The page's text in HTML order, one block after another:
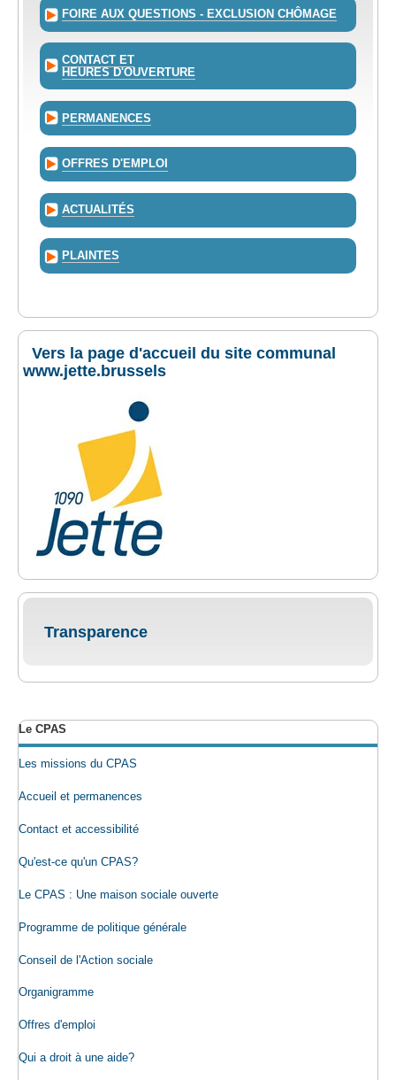
votre
enfant
FOIRE AUX QUESTIONS - EXCLUSION CHÔMAGE
CONTACT ET
HEURES D'OUVERTURE
PERMANENCES
OFFRES D'EMPLOI
ACTUALITÉS
PLAINTES
Vers la page d'accueil du site communal
www.jette.brussels
Transparence
Le CPAS
Les missions du CPAS
Accueil et permanences
Contact et accessibilité
Qu'est-ce qu'un CPAS?
Le CPAS : Une maison sociale ouverte
Programme de politique générale
Conseil de l'Action sociale
Organigramme
Offres d'emploi
Qui a droit à une aide?